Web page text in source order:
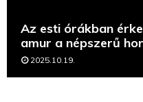
Az esti órákban
amur a népszerű
2025.10.19.